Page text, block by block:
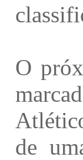
O
de